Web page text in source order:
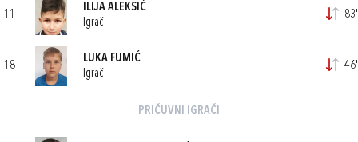
11
ILIJA ALEKSIĆ
Igrač
83'
18
LUKA FUMIĆ
Igrač
46'
PRIČUVNI IGRAČI